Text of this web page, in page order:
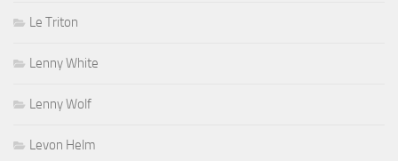
Le Triton
Lenny White
Lenny Wolf
Levon Helm